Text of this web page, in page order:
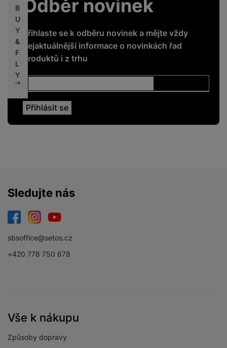
B
U
Y
&
F
L
Y
Odběr novinek
Přihlaste se k odběru novinek a mějte vždy
nejaktuálnější informace o novinkách řad
produktů i z trhu
Sledujte nás
sbsoffice@setos.cz
+420 778 750 678
Vše k nákupu
Způsoby dopravy